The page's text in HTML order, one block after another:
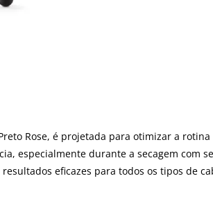
Rose, é projetada para otimizar a
especialmente durante a secagem
eficazes para todos os tipos de